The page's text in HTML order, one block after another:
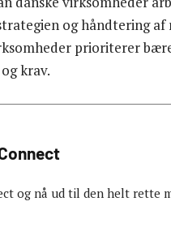
og håndtering
prioriterer
krav.
og nå ud til den helt rette